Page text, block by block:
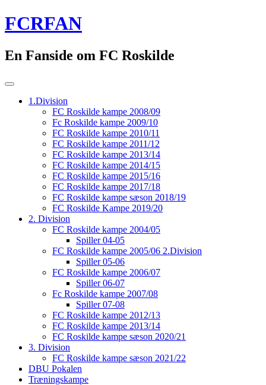
Skip
to
FCRFAN
En Fanside om FC Roskilde
1.Division
FC Roskilde kampe 2008/09
Fc Roskilde kampe 2009/10
FC Roskilde kampe 2010/11
FC Roskilde kampe 2011/12
FC Roskilde kampe 2013/14
FC Roskilde kampe 2014/15
FC Roskilde kampe 2015/16
FC Roskilde kampe 2017/18
FC Roskilde kampe sæson 2018/19
FC Roskilde Kampe 2019/20
2. Division
FC Roskilde kampe 2004/05
Spiller 04-05
FC Roskilde kampe 2005/06 2.Division
Spiller 05-06
FC Roskilde kampe 2006/07
Spiller 06-07
Fc Roskilde kampe 2007/08
Spiller 07-08
FC Roskilde kampe 2012/13
FC Roskilde kampe 2013/14
FC Roskilde kampe sæson 2020/21
3. Division
FC Roskilde kampe sæson 2021/22
DBU Pokalen
Træningskampe